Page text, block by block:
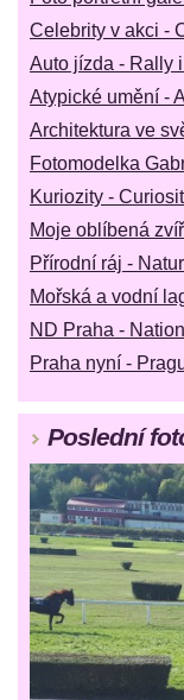
Celebrity v akci -
Auto jízda - Rally
Atypické umění -
Architektura ve
Fotomodelka
Kuriozity -
Moje oblíbená
Přírodní ráj -
Mořská a vodní
ND Praha -
Praha nyní -
Poslední